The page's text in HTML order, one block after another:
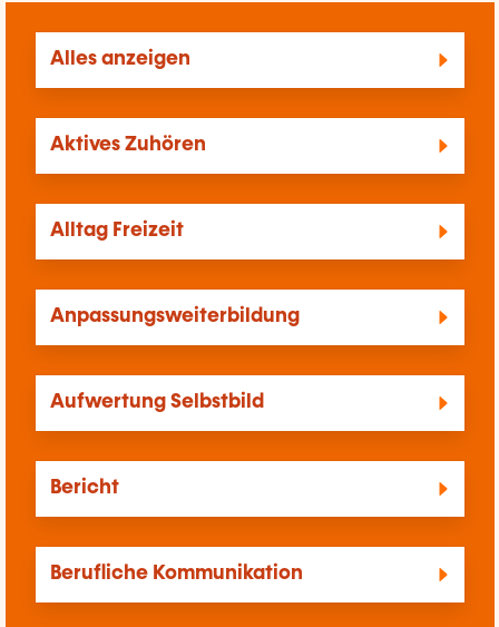
Alles anzeigen
Aktives Zuhören
Alltag Freizeit
Anpassungsweiterbildung
Aufwertung Selbstbild
Bericht
Berufliche Kommunikation